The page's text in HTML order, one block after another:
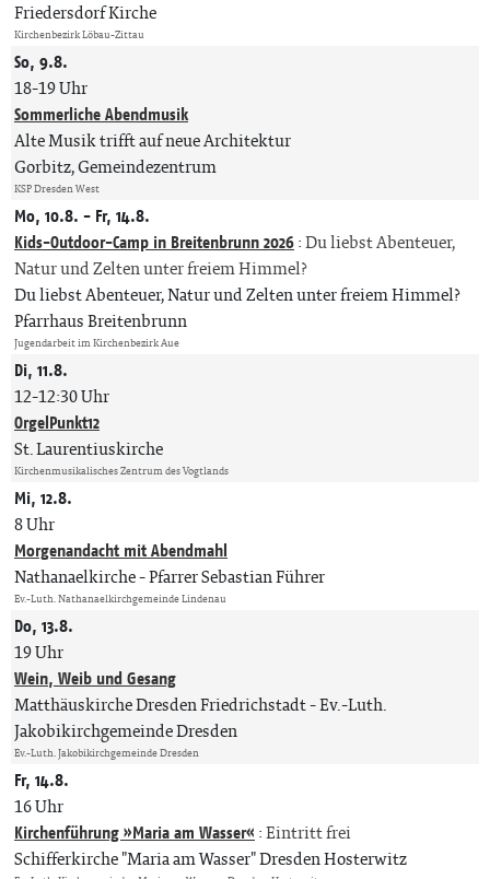
Friedersdorf Kirche
Kirchenbezirk Löbau-Zittau
So, 9.8.
18-19 Uhr
Sommerliche Abendmusik
Alte Musik trifft auf neue Architektur
Gorbitz, Gemeindezentrum
KSP Dresden West
Mo, 10.8. - Fr, 14.8.
Kids-Outdoor-Camp in Breitenbrunn 2026:Du liebst Abenteuer,
Natur und Zelten unter freiem Himmel?
Du liebst Abenteuer, Natur und Zelten unter freiem Himmel?
Pfarrhaus Breitenbrunn
Jugendarbeit im Kirchenbezirk Aue
Di, 11.8.
12-12:30 Uhr
OrgelPunkt12
St. Laurentiuskirche
Kirchenmusikalisches Zentrum des Vogtlands
Mi, 12.8.
8 Uhr
Morgenandacht mit Abendmahl
Nathanaelkirche Pfarrer Sebastian Führer
Ev.-Luth. Nathanaelkirchgemeinde Lindenau
Do, 13.8.
19 Uhr
Wein, Weib und Gesang
Matthäuskirche Dresden Friedrichstadt Ev.-Luth.
Jakobikirchgemeinde Dresden
Ev.-Luth. Jakobikirchgemeinde Dresden
Fr, 14.8.
16 Uhr
Kirchenführung »Maria am Wasser« :Eintritt frei
Schifferkirche "Maria am Wasser" Dresden Hosterwitz